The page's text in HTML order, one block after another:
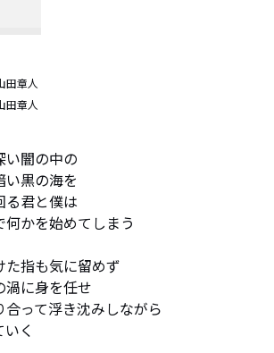
田章人
田章人
い闇の中の
い黒の海を
る君と僕は
何かを始めてしまう
た指も気に留めず
渦に身を任せ
合って浮き沈みしながら
く